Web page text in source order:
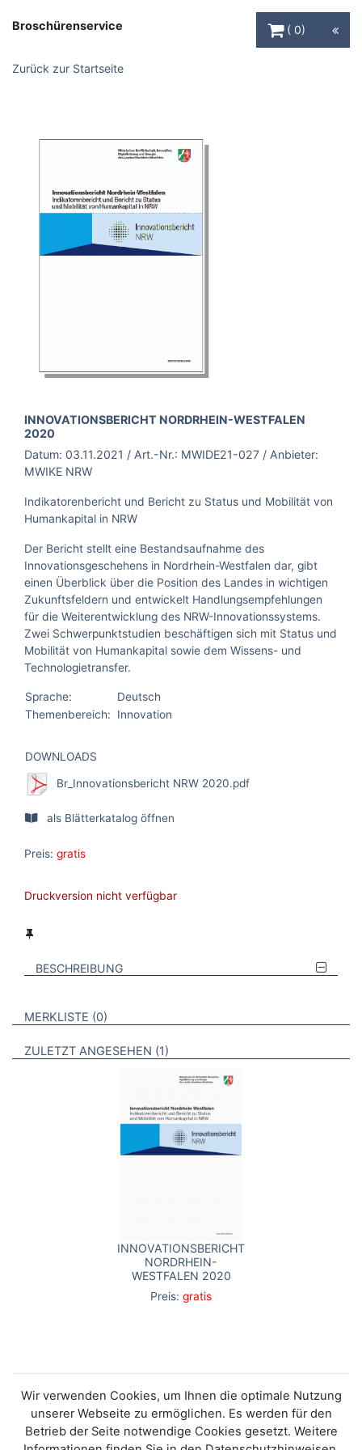
Broschürenservice
0
Zurück zur Startseite
BROSCHÜRE:
INNOVATIONSBERICHT NORDRHEIN-WESTFALEN
2020
Datum: 03.11.2021 / Art.-Nr.: MWIDE21-027 / Anbieter:
MWIKE NRW
Indikatorenbericht und Bericht zu Status und Mobilität von
Humankapital in NRW
Der Bericht stellt eine Bestandsaufnahme des
Innovationsgeschehens in Nordrhein-Westfalen dar, gibt
einen Überblick über die Position des Landes in wichtigen
Zukunftsfeldern und entwickelt Handlungsempfehlungen
für die Weiterentwicklung des NRW-Innovationssystems.
Zwei Schwerpunktstudien beschäftigen sich mit Status und
Mobilität von Humankapital sowie dem Wissens- und
Technologietransfer.
Sprache:
Deutsch
Themenbereich:
Innovation
DOWNLOADS
Br_Innovationsbericht NRW 2020.pdf
als Blätterkatalog öffnen
Preis: gratis
Druckversion nicht verfügbar
BESCHREIBUNG
VERWEISE AUF VERMERKTE- ODER ZULETZT ANGESEHENE
MERKLISTE 0 BROSCHÜREN
ZULETZT ANGESEHEN 1 BROSCHÜREN
INNOVATIONSBERICHT
NORDRHEIN-
WESTFALEN 2020
Preis: gratis
Wir verwenden Cookies, um Ihnen die optimale Nutzung
unserer Webseite zu ermöglichen. Es werden für den
Betrieb der Seite notwendige Cookies gesetzt. Weitere